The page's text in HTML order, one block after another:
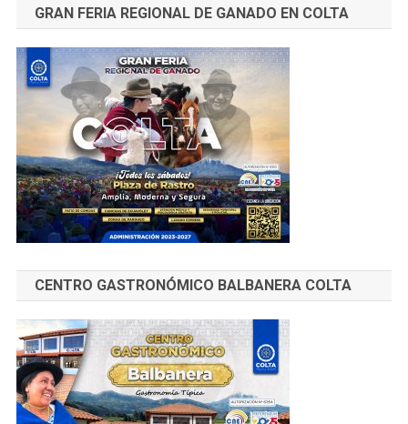
GRAN FERIA REGIONAL DE GANADO EN COLTA
CENTRO GASTRONÓMICO BALBANERA COLTA